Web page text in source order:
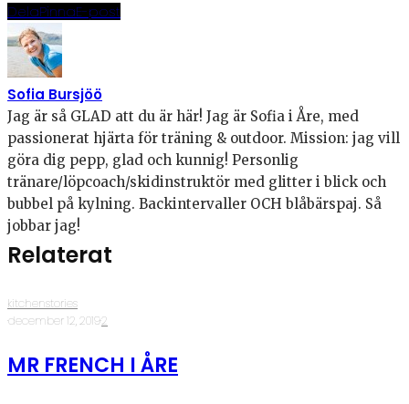
DelaPinnaE-post
Sofia Bursjöö
Jag är så GLAD att du är här! Jag är Sofia i Åre, med
passionerat hjärta för träning & outdoor. Mission: jag vill
göra dig pepp, glad och kunnig! Personlig
tränare/löpcoach/skidinstruktör med glitter i blick och
bubbel på kylning. Backintervaller OCH blåbärspaj. Så
jobbar jag!
Relaterat
kitchenstories
·december 12, 2019·2
MR FRENCH I ÅRE